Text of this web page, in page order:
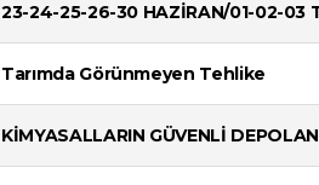
23-24-25-26-30 HAZİRAN/01-02-03
Tarımda Görünmeyen Tehlike
KİMYASALLARIN GÜVENLİ